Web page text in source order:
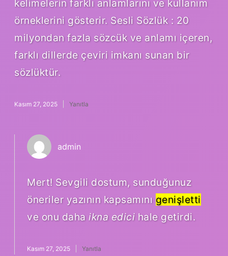
kelimelerin farklı anlamlarını ve kullanım
örneklerini gösterir. Sesli Sözlük : 20
milyondan fazla sözcük ve anlamı içeren,
farklı dillerde çeviri imkanı sunan bir
sözlüktür.
Kasım 27, 2025 Yanıtla
admin
Mert! Sevgili dostum, sunduğunuz
öneriler yazının kapsamını genişletti
ve onu daha ikna edici hale getirdi.
Kasım 27, 2025 Yanıtla